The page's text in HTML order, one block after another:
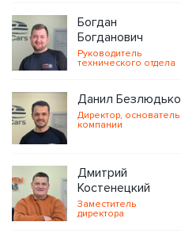
Богдан
Богданович
Руководитель
технического отдела
Данил Безлюдько
Директор, основатель
компании
Дмитрий
Костенецкий
Заместитель
директора